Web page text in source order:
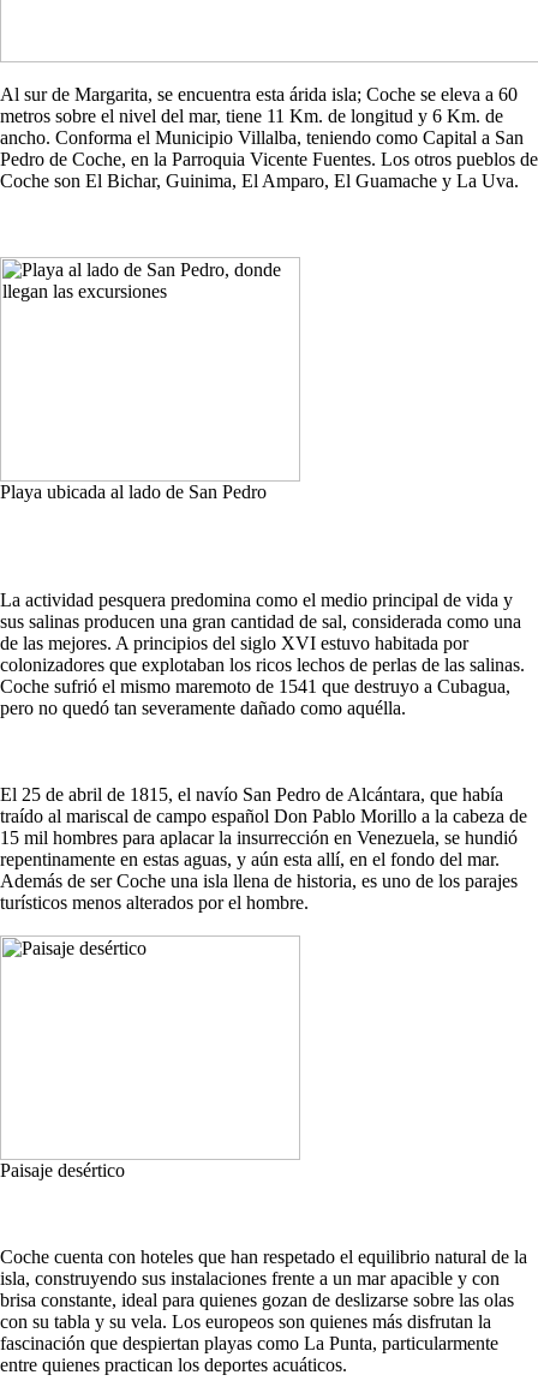
Al sur de Margarita, se encuentra esta árida isla; Coche se eleva a 60
metros sobre el nivel del mar, tiene 11 Km. de longitud y 6 Km. de
ancho. Conforma el Municipio Villalba, teniendo como Capital a San
Pedro de Coche, en la Parroquia Vicente Fuentes. Los otros pueblos de
Coche son El Bichar, Guinima, El Amparo, El Guamache y La Uva.
Playa ubicada al lado de San Pedro
La actividad pesquera predomina como el medio principal de vida y
sus salinas producen una gran cantidad de sal, considerada como una
de las mejores. A principios del siglo XVI estuvo habitada por
colonizadores que explotaban los ricos lechos de perlas de las salinas.
Coche sufrió el mismo maremoto de 1541 que destruyo a Cubagua,
pero no quedó tan severamente dañado como aquélla.
El 25 de abril de 1815, el navío San Pedro de Alcántara, que había
traído al mariscal de campo español Don Pablo Morillo a la cabeza de
15 mil hombres para aplacar la insurrección en Venezuela, se hundió
repentinamente en estas aguas, y aún esta allí, en el fondo del mar.
Además de ser Coche una isla llena de historia, es uno de los parajes
turísticos menos alterados por el hombre.
Paisaje desértico
Coche cuenta con hoteles que han respetado el equilibrio natural de la
isla, construyendo sus instalaciones frente a un mar apacible y con
brisa constante, ideal para quienes gozan de deslizarse sobre las olas
con su tabla y su vela. Los europeos son quienes más disfrutan la
fascinación que despiertan playas como La Punta, particularmente
entre quienes practican los deportes acuáticos.